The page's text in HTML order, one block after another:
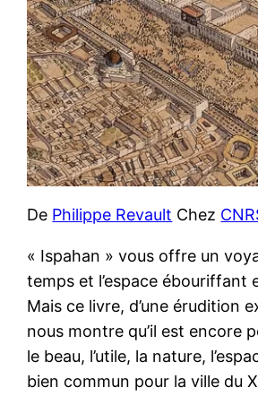
De Philippe Revault Chez
« Ispahan » vous offre un
temps et l’espace ébouriffant
Mais ce livre, d’une érudition
nous montre qu’il est encore
le beau, l’utile, la nature,
bien commun pour la ville du